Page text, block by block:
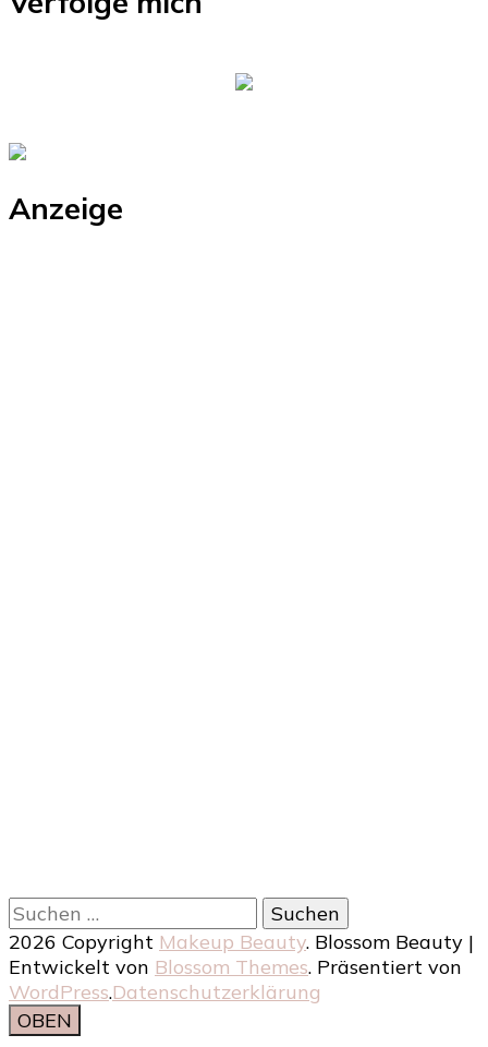
Anzeige
Suchen
nach:
2026 Copyright Makeup Beauty. Blossom Beauty |
Entwickelt von Blossom Themes. Präsentiert von
WordPress.Datenschutzerklärung
OBEN